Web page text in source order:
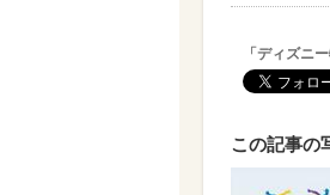
「ディズニ
この記事の